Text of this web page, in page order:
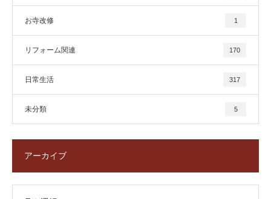
お寺改修 1
リフォーム関連 170
日常生活 317
未分類 5
アーカイブ